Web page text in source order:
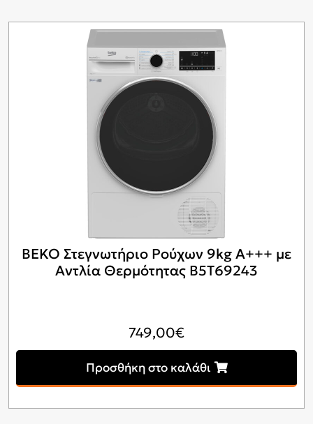
BEKO Στεγνωτήριο Ρούχων 9kg A+++ με
Αντλία Θερμότητας B5T69243
749,00€
Προσθήκη στο καλάθι